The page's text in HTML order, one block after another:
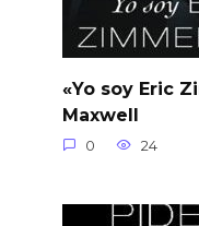
«Yo soy Eric
Maxwell
0 24